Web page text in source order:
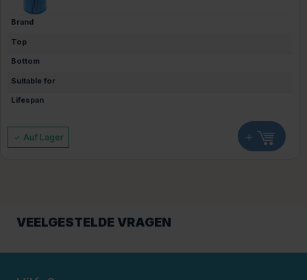
Brand
Top
Bottom
Suitable for
Lifespan
Auf Lager +
VEELGESTELDE VRAGEN